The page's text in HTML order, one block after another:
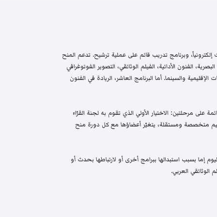
وبرنامج تدريب قائم على عملية ترشيح. تدعم المنح
الفنون الأدائية، الفيلم الوثائقي، التصوير الفوتوغرافي
والسينما. أما البرنامج العاشر، الريادة في الفنون
قائمة على مرحلتين: الاختيار الأولي الذي تقوم به لجنة القرّاء
متخصصة ومستقلة، يتغيّر أعضاؤها مع كل دورة منح
إما بسبب استبدالها ببرامج أخرى أو لارتباطها بحدث أو
الوثائقي العربي.